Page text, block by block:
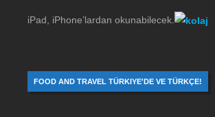
iPad, iPhone’lardan okunabilecek.
FOOD AND TRAVEL TÜRKIYE'DE VE TÜRKÇE!